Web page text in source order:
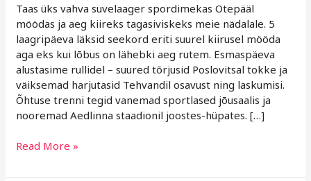
Taas üks vahva suvelaager spordimekas Otepääl
möödas ja aeg kiireks tagasiviskeks meie nädalale. 5
laagripäeva läksid seekord eriti suurel kiirusel mööda
aga eks kui lõbus on lähebki aeg rutem. Esmaspäeva
alustasime rullidel – suured tõrjusid Poslovitsal tokke ja
väiksemad harjutasid Tehvandil osavust ning laskumisi.
Õhtuse trenni tegid vanemad sportlased jõusaalis ja
nooremad Aedlinna staadionil joostes-hüpates. […]
Read More »